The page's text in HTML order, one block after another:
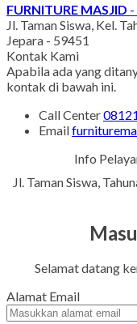
FURNITURE MASJID
Jl. Taman Siswa, Kel.
Jepara - 59451
Kontak Kami
Apabila ada yang
kontak di bawah ini.
Call Center
Email
Info
Jl. Taman Siswa,
Selamat datang
Alamat Email